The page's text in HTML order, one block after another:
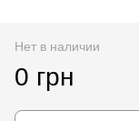
Нет в наличии
0 грн